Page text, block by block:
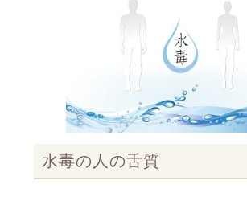
水毒の人の舌質